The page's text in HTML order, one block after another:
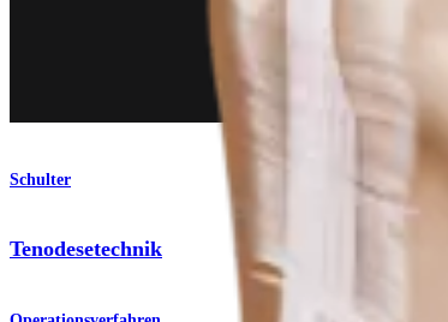
Schulter
Tenodesetechnik